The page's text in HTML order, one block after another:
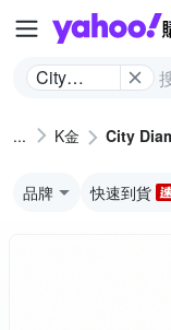
City
引雅
K金 City
品牌 快速到貨